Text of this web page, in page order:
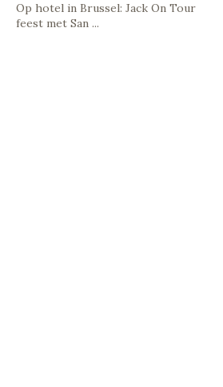
Op hotel in Brussel:
feest met San ...
Jack On Tour